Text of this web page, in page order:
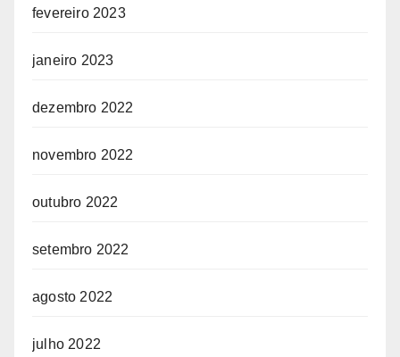
fevereiro 2023
janeiro 2023
dezembro 2022
novembro 2022
outubro 2022
setembro 2022
agosto 2022
julho 2022